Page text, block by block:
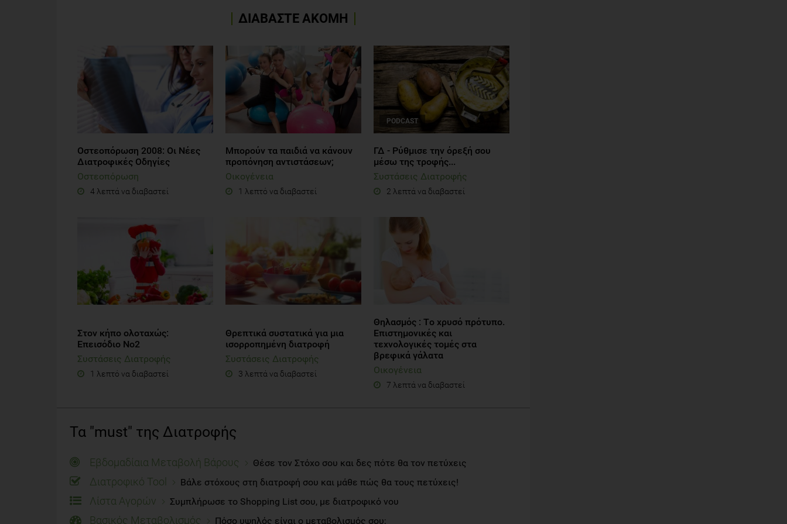
ΔΙΑΒΑΣΤΕ ΑΚΟΜΗ
Οστεοπόρωση 2008: Οι Νέες
Διατροφικές Οδηγίες
Οστεοπόρωση
4 λεπτά να διαβαστεί
Μπορούν τα παιδιά να κάνουν
προπόνηση αντιστάσεων;
Οικογένεια
1 λεπτό να διαβαστεί
PODCAST
ΓΔ - Ρύθμισε την όρεξή σου
μέσω της τροφής...
Συστάσεις Διατροφής
2 λεπτά να διαβαστεί
Στον κήπο ολοταχώς:
Επεισόδιο Νο2
Συστάσεις Διατροφής
1 λεπτό να διαβαστεί
Θρεπτικά συστατικά για μια
ισορροπημένη διατροφή
Συστάσεις Διατροφής
3 λεπτά να διαβαστεί
Θηλασμός : Tο χρυσό πρότυπο.
Επιστημονικές και
τεχνολογικές τομές στα
βρεφικά γάλατα
Οικογένεια
7 λεπτά να διαβαστεί
Τα "must" της Διατροφής
Εβδομαδίαια Μεταβολή Βάρους Θέσε τον Στόχο σου και δες πότε θα τον πετύχεις
Διατροφικό Tool Βάλε στόχους στη διατροφή σου και μάθε πώς θα τους πετύχεις!
Λίστα Αγορών Συμπλήρωσε το Shopping List σου, με διατροφικό νου
Βασικός Μεταβολισμός Πόσο υψηλός είναι ο μεταβολισμός σου;